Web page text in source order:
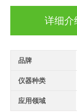
详细介
品牌
仪器种类
应用领域